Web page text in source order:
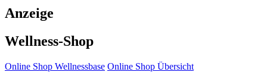
Anzeige
Wellness-Shop
Online Shop Wellnessbase Online Shop Übersicht